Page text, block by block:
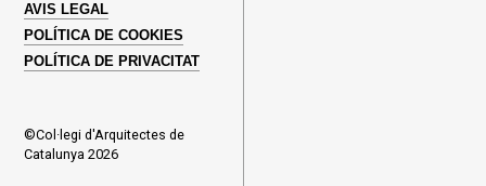
AVIS LEGAL
POLÍTICA DE COOKIES
POLÍTICA DE PRIVACITAT
©Col·legi d'Arquitectes de
Catalunya 2026